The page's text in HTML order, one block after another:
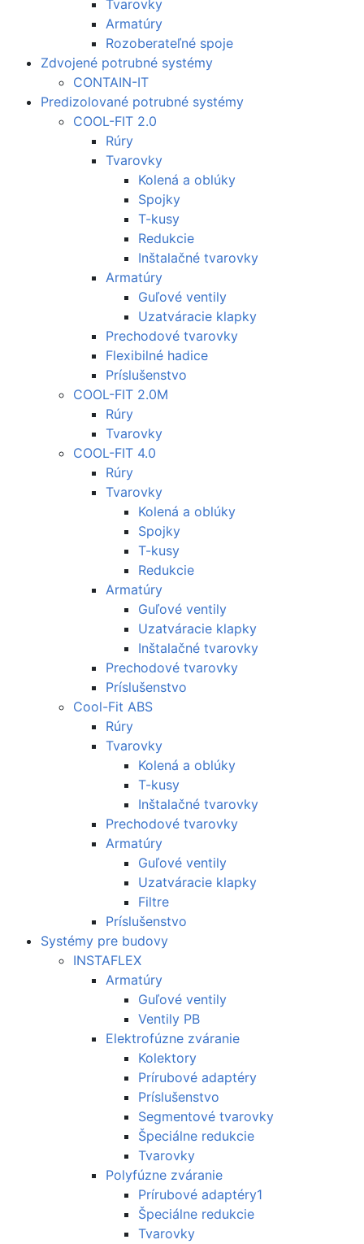
Tvarovky
Armatúry
Rozoberateľné spoje
Zdvojené potrubné systémy
CONTAIN-IT
Predizolované potrubné systémy
COOL-FIT 2.0
Rúry
Tvarovky
Kolená a oblúky
Spojky
T-kusy
Redukcie
Inštalačné tvarovky
Armatúry
Guľové ventily
Uzatváracie klapky
Prechodové tvarovky
Flexibilné hadice
Príslušenstvo
COOL-FIT 2.0M
Rúry
Tvarovky
COOL-FIT 4.0
Rúry
Tvarovky
Kolená a oblúky
Spojky
T-kusy
Redukcie
Armatúry
Guľové ventily
Uzatváracie klapky
Inštalačné tvarovky
Prechodové tvarovky
Príslušenstvo
Cool-Fit ABS
Rúry
Tvarovky
Kolená a oblúky
T-kusy
Inštalačné tvarovky
Prechodové tvarovky
Armatúry
Guľové ventily
Uzatváracie klapky
Filtre
Príslušenstvo
Systémy pre budovy
INSTAFLEX
Armatúry
Guľové ventily
Ventily PB
Elektrofúzne zváranie
Kolektory
Prírubové adaptéry
Príslušenstvo
Segmentové tvarovky
Špeciálne redukcie
Tvarovky
Polyfúzne zváranie
Prírubové adaptéry1
Špeciálne redukcie
Tvarovky